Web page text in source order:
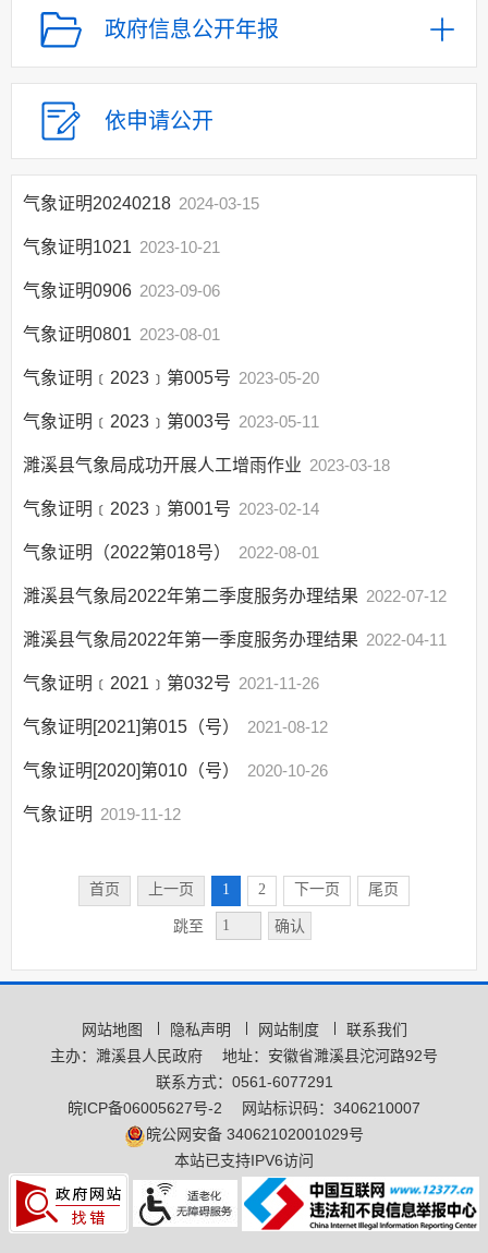
人事信息
财政资金
应急管理
乡村振兴（精准脱贫）
整情况
公共服务和中介服务
公共服务和中介服
服务办理结果
行政权力运行
“双随机一公开”
新闻发布
上级政策解读
本级政策解读
“放管服”改革
政府信息公开年报
依申请公开
气象证明20240218 2024-03-15
气象证明1021 2023-10-21
气象证明0906 2023-09-06
气象证明0801 2023-08-01
气象证明﹝2023﹞第005号 2023-05-20
气象证明﹝2023﹞第003号 2023-05-11
濉溪县气象局成功开展人工增雨作业 2023-03-18
气象证明﹝2023﹞第001号 2023-02-14
气象证明（2022第018号） 2022-08-01
濉溪县气象局2022年第二季度服务办理结果 2022-07-12
濉溪县气象局2022年第一季度服务办理结果 2022-04-11
气象证明﹝2021﹞第032号 2021-11-26
气象证明[2021]第015（号） 2021-08-12
气象证明[2020]第010（号） 2020-10-26
气象证明 2019-11-12
首页 上一页 1 2 下一页 尾页
跳至 确认
网站地图 隐私声明 网站制度
联系我们
主办：濉溪县人民政府
地址：安徽省濉溪县沱河路92号
联系方式：0561-6077291
皖ICP备06005627号-2
网站标识码：3406210007
皖公网安备 34062102001029号
本站已支持IPV6访问